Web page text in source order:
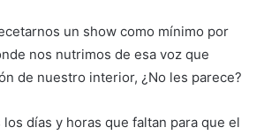
un show como mínimo por
nos nutrimos de esa voz que
de nuestro interior, ¿No les parece?
días y horas que faltan para que el